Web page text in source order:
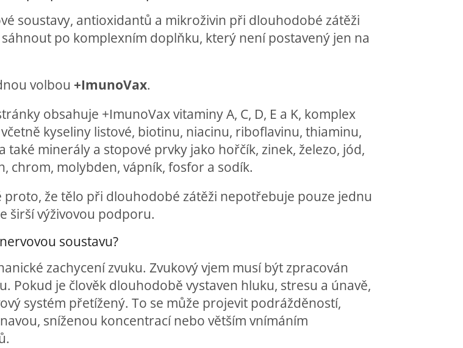
soustavy, antioxidantů a mikroživin při dlouhodobé zátěži
po komplexním doplňku, který není postavený jen na
volbou +ImunoVax.
obsahuje +ImunoVax vitaminy A, C, D, E a K, komplex
kyseliny listové, biotinu, niacinu, riboflavinu, thiaminu,
také minerály a stopové prvky jako hořčík, zinek, železo, jód,
chrom, molybden, vápník, fosfor a sodík.
proto, že tělo při dlouhodobé zátěži nepotřebuje pouze jednu
širší výživovou podporu.
soustavu?
zachycení zvuku. Zvukový vjem musí být zpracován
Pokud je člověk dlouhodobě vystaven hluku, stresu a únavě,
systém přetížený. To se může projevit podrážděností,
sníženou koncentrací nebo větším vnímáním